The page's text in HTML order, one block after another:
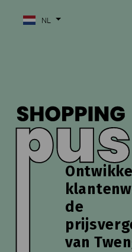
NL
de
van